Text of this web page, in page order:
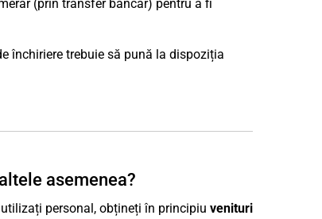
(prin transfer bancar) pentru a fi
închiriere trebuie să pună la dispoziția
asemenea?
personal, obțineți în principiu venituri